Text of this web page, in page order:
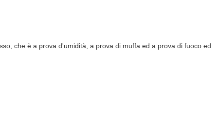
che è a prova d'umidità, a prova di muffa ed a prova di fuoco ed